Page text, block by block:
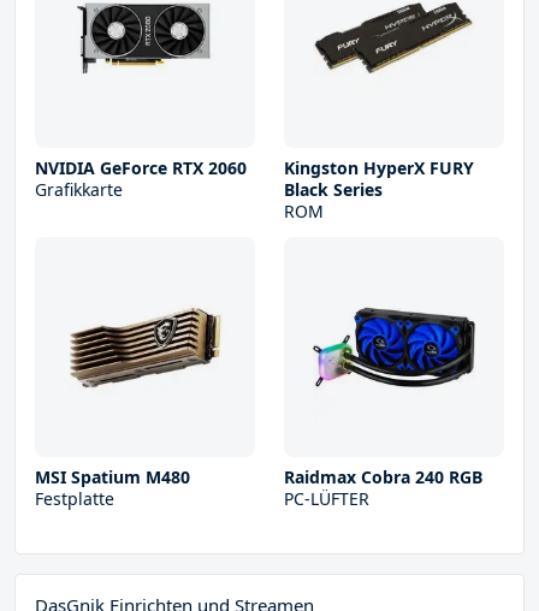
NVIDIA GeForce RTX 2060
Grafikkarte
Kingston HyperX FURY
Black Series
ROM
MSI Spatium M480
Festplatte
Raidmax Cobra 240 RGB
PC-LÜFTER
DasGnik Einrichten und Streamen